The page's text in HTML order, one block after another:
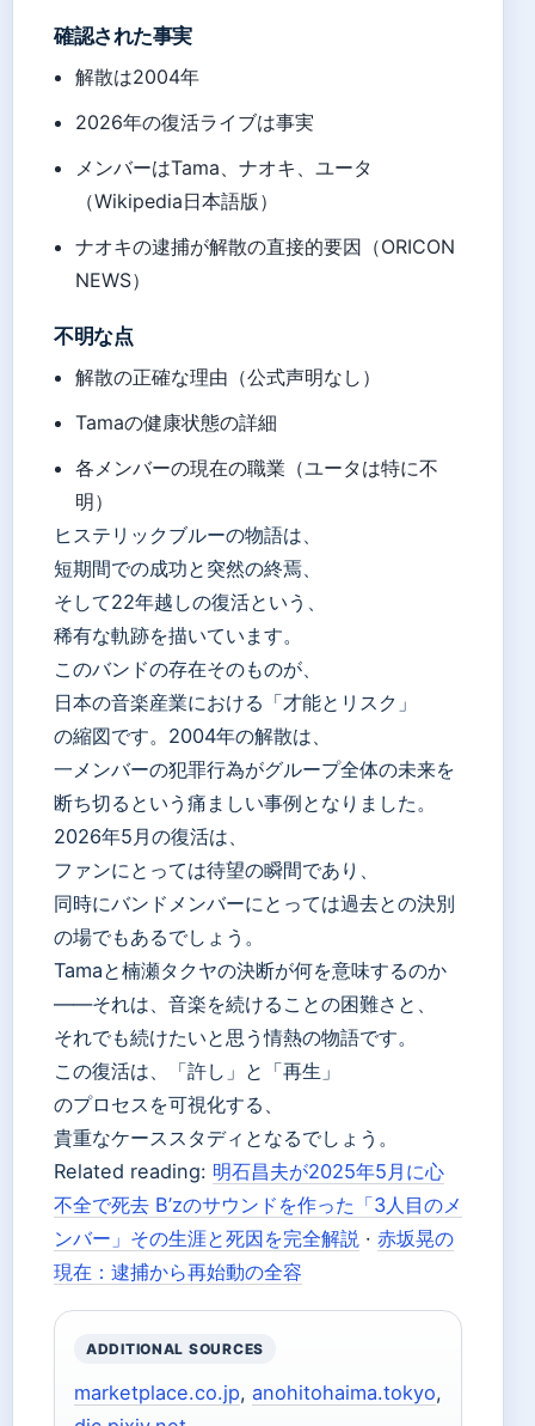
確認された事実
解散は2004年
2026年の復活ライブは事実
メンバーはTama、ナオキ、ユータ
（Wikipedia日本語版）
ナオキの逮捕が解散の直接的要因（ORICON
NEWS）
不明な点
解散の正確な理由（公式声明なし）
Tamaの健康状態の詳細
各メンバーの現在の職業（ユータは特に不
明）
ヒステリックブルーの物語は、
短期間での成功と突然の終焉、
そして22年越しの復活という、
稀有な軌跡を描いています。
このバンドの存在そのものが、
日本の音楽産業における「才能とリスク」
の縮図です。2004年の解散は、
一メンバーの犯罪行為がグループ全体の未来を
断ち切るという痛ましい事例となりました。
2026年5月の復活は、
ファンにとっては待望の瞬間であり、
同時にバンドメンバーにとっては過去との決別
の場でもあるでしょう。
Tamaと楠瀬タクヤの決断が何を意味するのか
——それは、音楽を続けることの困難さと、
それでも続けたいと思う情熱の物語です。
この復活は、「許し」と「再生」
のプロセスを可視化する、
貴重なケーススタディとなるでしょう。
Related reading: 明石昌夫が2025年5月に心
不全で死去 B’zのサウンドを作った「3人目のメ
ンバー」その生涯と死因を完全解説 · 赤坂晃の
現在：逮捕から再始動の全容
ADDITIONAL SOURCES
marketplace.co.jp, anohitohaima.tokyo,